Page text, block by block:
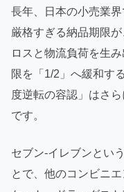
長年、日本の小売業
厳格すぎる納品期限
ロスと物流負荷を生
限を「1/2」へ緩和す
度逆転の容認」はさ
です。
セブン‐イレブンとい
とで、他のコンビニ